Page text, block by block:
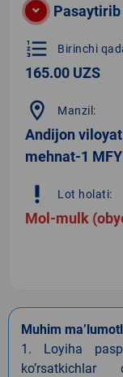
format_list_numbered Birinchi
165.00 UZS
location_on Manzil:
Andijon
mehnat-1 MFY
priority_high Lot holati:
Mol-mulk
Muhim
1. Loyiha
koʼrsatkichlar